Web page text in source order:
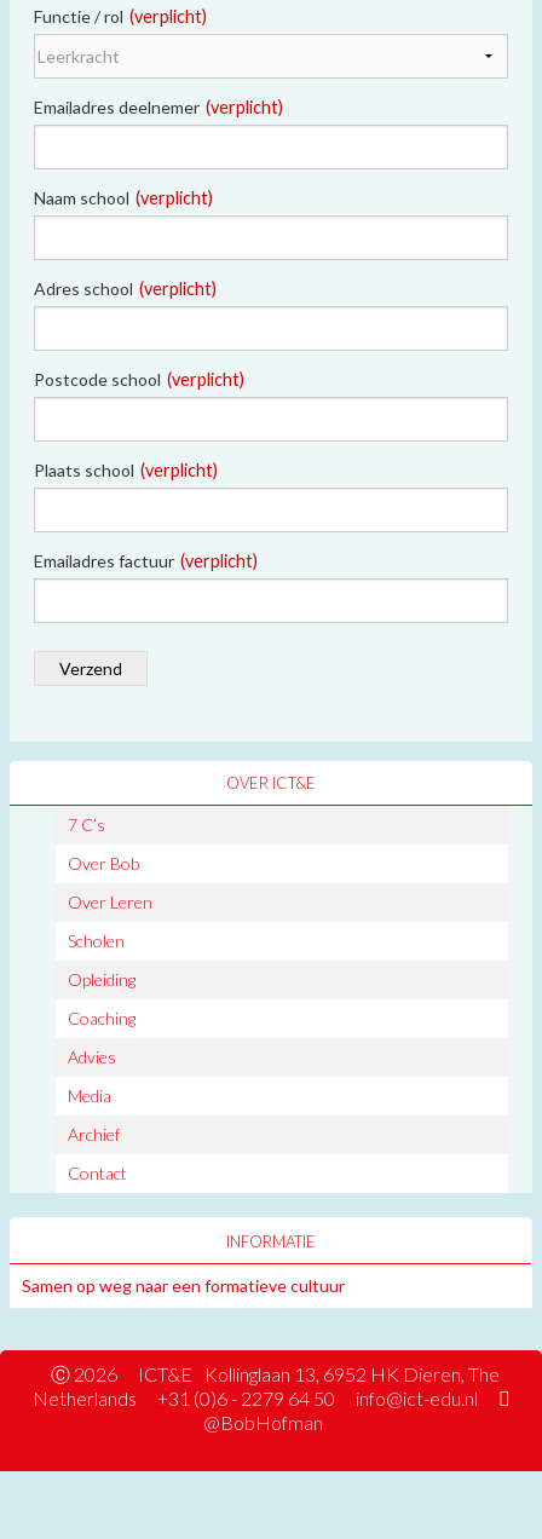
Functie / rol (verplicht)
Emailadres deelnemer (verplicht)
Naam school (verplicht)
Adres school (verplicht)
Postcode school (verplicht)
Plaats school (verplicht)
Emailadres factuur (verplicht)
Verzend
OVER ICT&E
7 C’s
Over Bob
Over Leren
Scholen
Opleiding
Coaching
Advies
Media
Archief
Contact
INFORMATIE
Samen op weg naar een formatieve cultuur
Ⓒ 2026 ICT&E
Kollinglaan 13, 6952 HK Dieren, The
Netherlands
+31 (0)6 - 2279 64 50
info@ict-edu.nl
@BobHofman